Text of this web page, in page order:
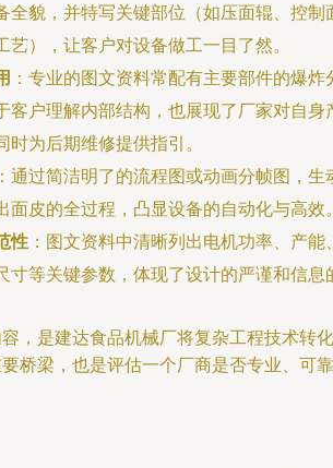
全貌，并特写关键部位（如压面辊、控制
艺），让客户对设备做工一目了然。
：专业的图文资料常配有主要部件的爆炸
客户理解内部结构，也展现了厂家对自身
时为后期维修提供指引。
：通过简洁明了的流程图或动画分帧图，生
面皮的全过程，凸显设备的自动化与高效
性 ：图文资料中清晰列出电机功率、产能
寸等关键参数，体现了设计的严谨和信息
，是建达食品机械厂将复杂工程技术转化
桥梁，也是评估一个厂商是否专业、可靠